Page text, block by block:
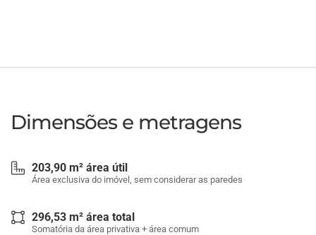
Dimensões e metragens
203,90 m² área útil
Área exclusiva do imóvel, sem considerar as paredes
296,53 m² área total
Somatória da área privativa + área comum